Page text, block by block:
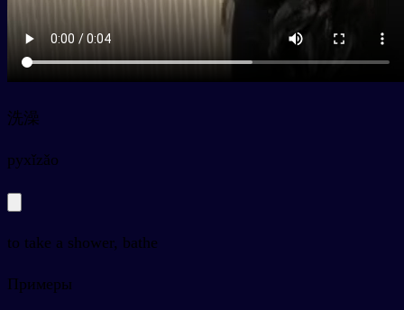
洗澡
pyxǐzǎo
to take a shower, bathe
Примеры